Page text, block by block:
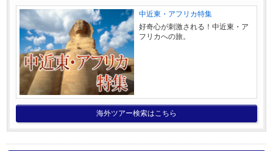
中近東・アフリカ特集
好奇心が刺激される！中近東・ア
フリカへの旅。
海外ツアー検索はこちら